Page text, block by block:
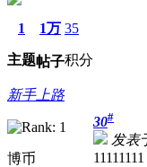
1
主题
1万
帖子
35
积分
新手上路
博币
30#
发表
11111111